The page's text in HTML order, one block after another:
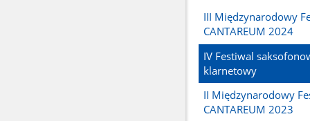
III Międzynarodowy
CANTAREUM 2024
IV Festiwal
klarnetowy
II Międzynarodowy
CANTAREUM 2023